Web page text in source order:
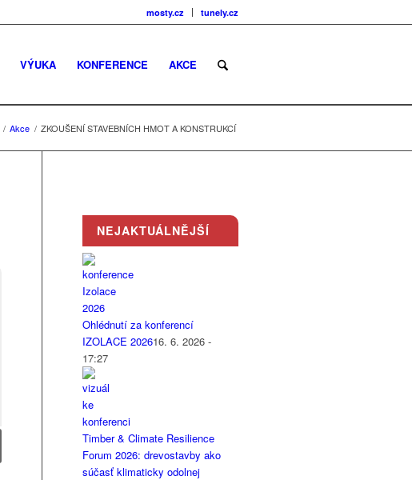
mosty.cz tunely.cz
VÝUKA KONFERENCE AKCE
/ Akce / ZKOUŠENÍ STAVEBNÍCH HMOT A KONSTRUKCÍ
NEJAKTUÁLNĚJŠÍ
Ohlédnutí za konferencí
IZOLACE 202616. 6. 2026 -
17:27
Timber & Climate Resilience
Forum 2026: drevostavby ako
súčasť klimaticky odolnej